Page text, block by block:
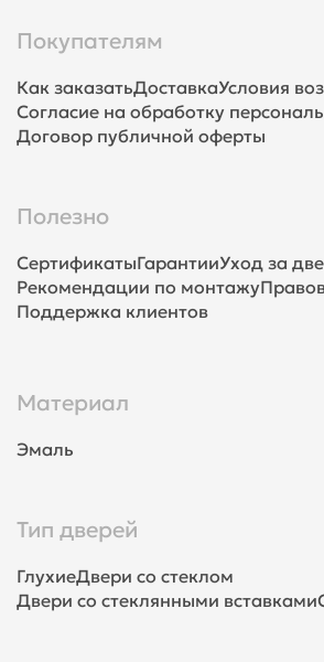
Покупателям
Как заказатьДоставкаУсловия
Согласие на обработку
Договор публичной оферты
Полезно
СертификатыГарантииУход за
Рекомендации по монтажу
Поддержка клиентов
Материал
Эмаль
Тип дверей
ГлухиеДвери со стеклом
Двери со стеклянными вставками